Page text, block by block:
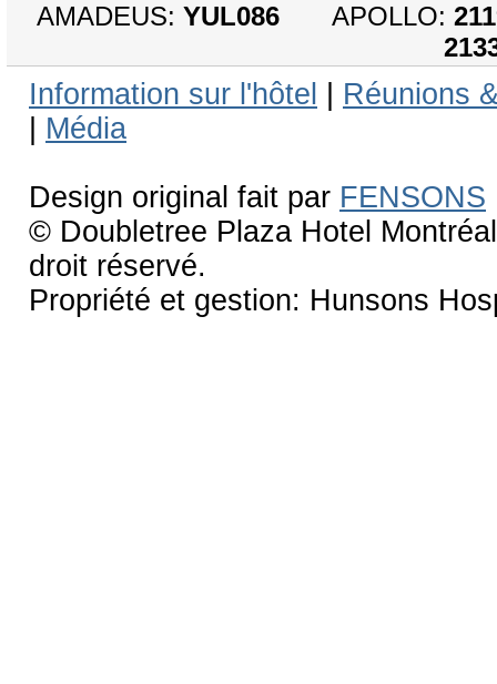
AMADEUS: YUL086 APOLLO:
Information sur l'hôtel
Réunions
Média
Design original fait par FENSONS
© Doubletree Plaza Hotel
droit réservé.
Propriété et gestion: Hunsons